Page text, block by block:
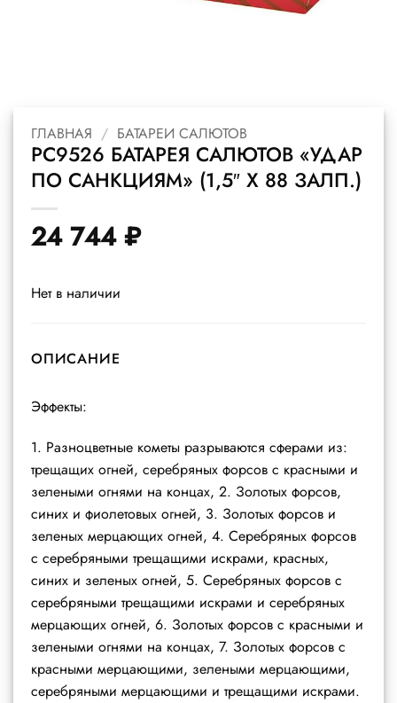
ГЛАВНАЯ / БАТАРЕИ САЛЮТОВ
РС9526 БАТАРЕЯ САЛЮТОВ «УДАР
ПО САНКЦИЯМ» (1,5″ Х 88 ЗАЛП.)
24 744₽
Нет в наличии
ОПИСАНИЕ
Эффекты:
1. Разноцветные кометы разрываются сферами из:
трещащих огней, серебряных форсов с красными и
зелеными огнями на концах, 2. Золотых форсов,
синих и фиолетовых огней, 3. Золотых форсов и
зеленых мерцающих огней, 4. Серебряных форсов
с серебряными трещащими искрами, красных,
синих и зеленых огней, 5. Серебряных форсов с
серебряными трещащими искрами и серебряных
мерцающих огней, 6. Золотых форсов с красными и
зелеными огнями на концах, 7. Золотых форсов с
красными мерцающими, зелеными мерцающими,
серебряными мерцающими и трещащими искрами.